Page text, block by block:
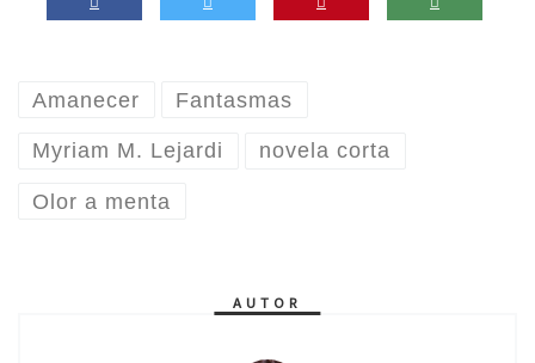
Amanecer Fantasmas
Myriam M. Lejardi novela corta
Olor a menta
AUTOR